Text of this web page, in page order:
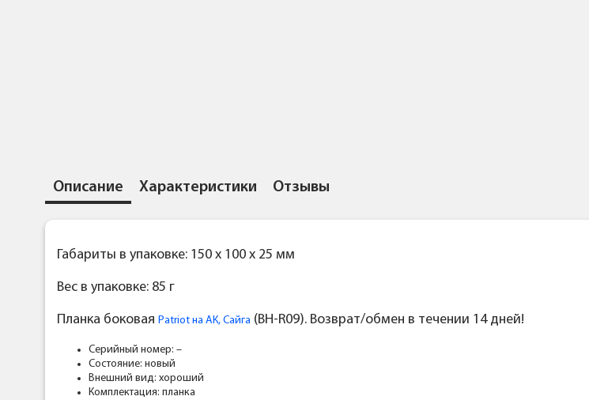
Описание Характеристики Отзывы
Габариты в упаковке: 150 x 100 x 25 мм
Вес в упаковке: 85 г
Планка боковая Patriot на АК, Сайга (BH-R09). Возврат/обмен в течении 14 дней!
Серийный номер: –
Состояние: новый
Внешний вид: хороший
Комплектация: планка